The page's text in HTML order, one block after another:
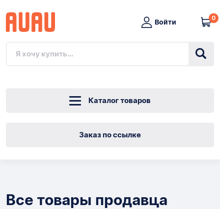
Войти
0
Каталог товаров
Заказ по ссылке
Все товары продавца